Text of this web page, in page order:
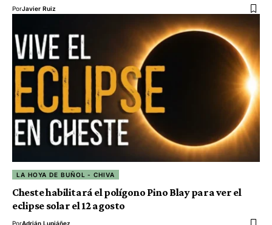
PorJavier Ruiz
LA HOYA DE BUÑOL - CHIVA
Cheste habilitará el polígono Pino Blay para ver el
eclipse solar el 12 agosto
PorAdrián Lupiáñez